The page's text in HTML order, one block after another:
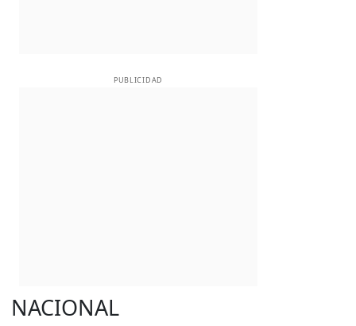
PUBLICIDAD
NACIONAL